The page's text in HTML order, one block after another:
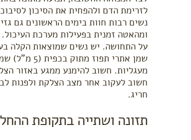
לזרימת הדם ולהפחית את הסיכון
נשים רבות חוות בימים הראשונים גם
ומהאטה זמנית בפעילות מערכת
על התחושה. יש נשים שמוצאות הקלה
שמן אתרי תפוז מתוק בכפית (5 מ"ל) שמן נשא, כגון
מעגליות. חשוב להימנע ממגע באזור
חשוב לעקוב אחר מצב הצלקת ולפנות
חריג.
תזונה ושתייה בתקופת